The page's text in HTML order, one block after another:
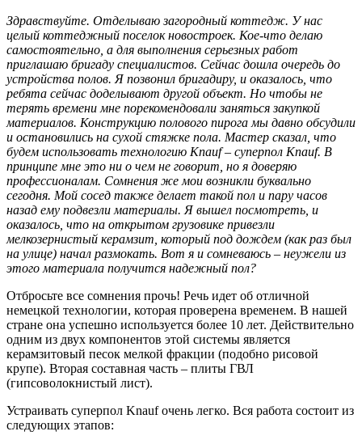
Здравствуйте. Отделываю загородный коттедж. У нас
целый коттеджный поселок новостроек. Кое-что делаю
самостоятельно, а для выполнения серьезных работ
приглашаю бригаду специалистов. Сейчас дошла очередь до
устройства полов. Я позвонил бригадиру, и оказалось, что
ребята сейчас доделывают другой объект. Но чтобы не
терять времени мне порекомендовали заняться закупкой
материалов. Конструкцию полового пирога мы давно обсудили
и остановились на сухой стяжке пола. Мастер сказал, что
будем использовать технологию Knauf – суперпол Knauf. В
принципе мне это ни о чем не говорит, но я доверяю
профессионалам. Сомнения же мои возникли буквально
сегодня. Мой сосед также делает такой пол и пару часов
назад ему подвезли материалы. Я вышел посмотреть, и
оказалось, что на открытом грузовике привезли
мелкозернистый керамзит, который под дождем (как раз был
на улице) начал размокать. Вот я и сомневаюсь – неужели из
этого материала получится надежный пол?
Отбросьте все сомнения прочь! Речь идет об отличной
немецкой технологии, которая проверена временем. В нашей
стране она успешно используется более 10 лет. Действительно
одним из двух компонентов этой системы является
керамзитовый песок мелкой фракции (подобно рисовой
крупе). Вторая составная часть – плиты ГВЛ
(гипсоволокнистый лист).
Устраивать суперпол Knauf очень легко. Вся работа состоит из
следующих этапов: